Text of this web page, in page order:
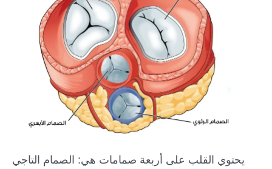
يحتوي القلب على أربعة صمامات هي: الصمام التاجي